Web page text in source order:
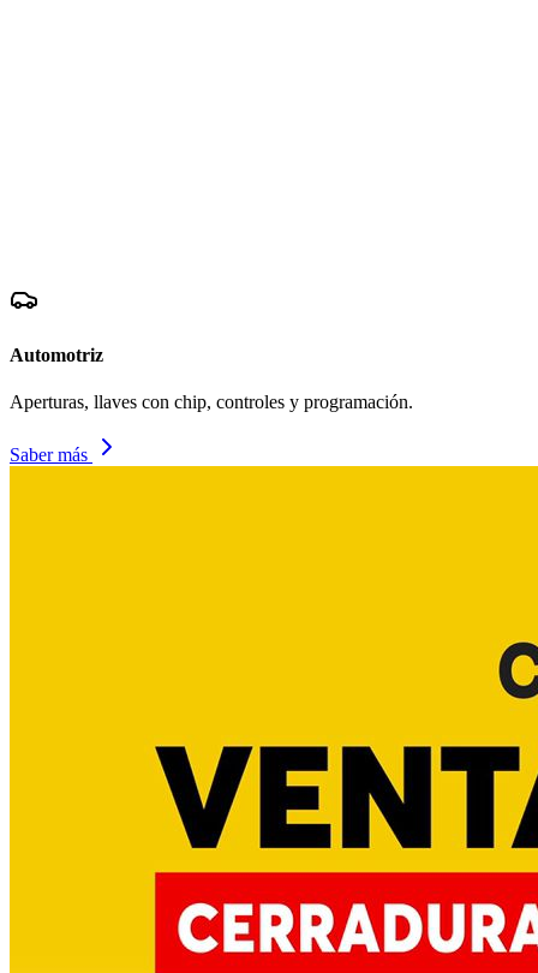
Automotriz
Aperturas, llaves con chip, controles y programación.
Saber más